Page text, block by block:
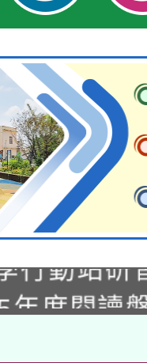
度第2次
告(無人
年度閱讀